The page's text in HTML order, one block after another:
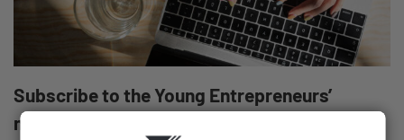
Subscribe to the Young Entrepreneurs’
newsletter (in Finnish)